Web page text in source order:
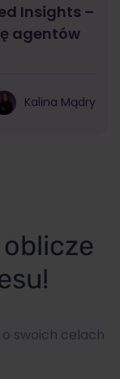
Insights –
agentów
Kalina Mądry
swoich celach